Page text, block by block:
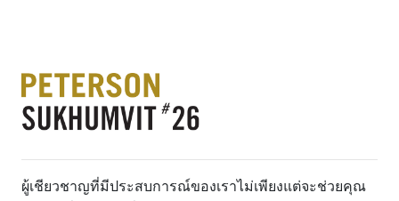
ผู้เชียวชาญที่มีประสบการณ์ของเราไม่เพียงแต่จะช่วยคุณ